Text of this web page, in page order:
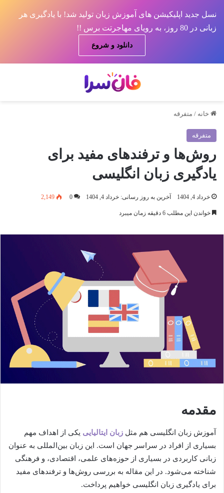
نسل جدید اپلیکیشن های آموزش زبان تولید شد! با یادگیری هر
زبانی در 80 روز، به رویای مهاجرتت برس !!
دانلود و شروع
خانه / متفرقه
متفرقه
روش‌ها و ترفندهای مفید برای
یادگیری زبان انگلیسی
خرداد 4, 1404 آخرین به روز رسانی: خرداد 4, 1404 0
2,149
خواندن این مطلب 6 دقیقه زمان میبرد
مقدمه
آموزش زبان انگلیسی هم مثل زبان ایتالیایی یکی از اهداف مهم
بسیاری از افراد در سراسر جهان است. این زبان بین‌المللی به عنوان
زبانی کاربردی در بسیاری از حوزه‌های علمی، اقتصادی، و فرهنگی
شناخته می‌شود. در این مقاله به بررسی روش‌ها و ترفندهای مفید
برای یادگیری زبان انگلیسی خواهیم پرداخت.